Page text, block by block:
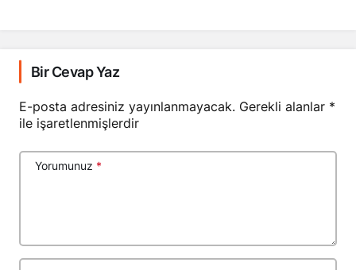
Bir Cevap Yaz
E-posta adresiniz yayınlanmayacak. Gerekli alanlar *
ile işaretlenmişlerdir
Yorumunuz *